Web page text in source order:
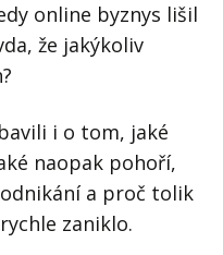
online byznys lišil
že jakýkoliv
i o tom, jaké
naopak pohoří,
a proč tolik
zaniklo.